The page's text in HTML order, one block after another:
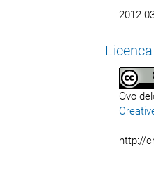
2012-
Licenca
Ovo
http://